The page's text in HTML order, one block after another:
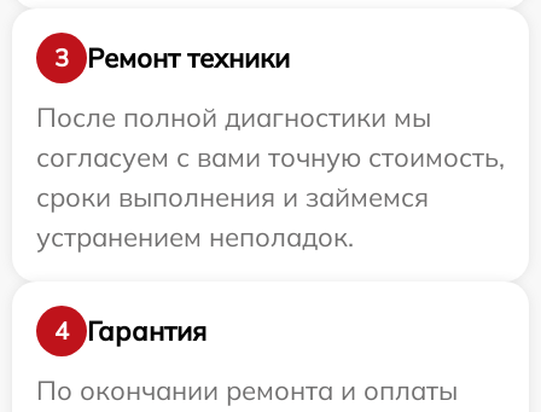
3
Ремонт техники
После полной диагностики мы
согласуем с вами точную стоимость,
сроки выполнения и займемся
устранением неполадок.
4
Гарантия
По окончании ремонта и оплаты